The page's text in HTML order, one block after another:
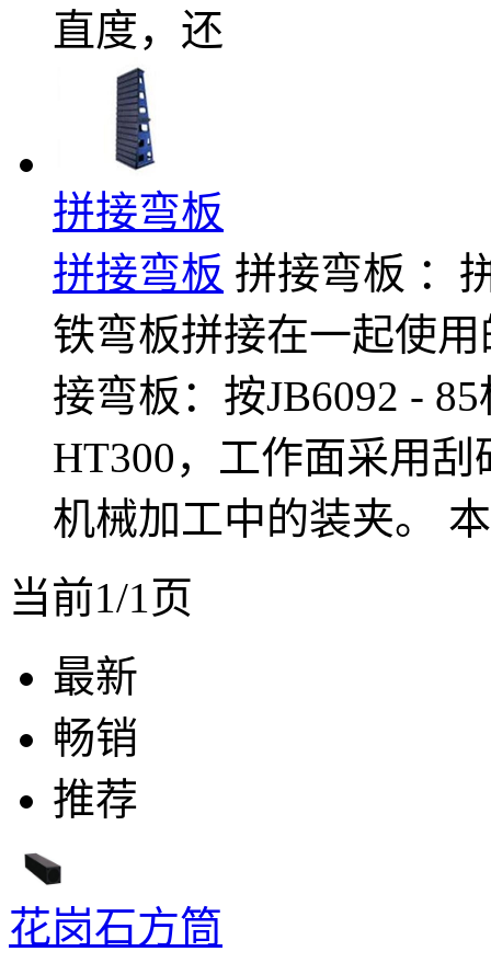
直度，还
拼接弯板
拼接弯板 拼接弯板 ：
铁弯板拼接在一起使
接弯板：按JB6092 -
HT300，工作面采用
机械加工中的装夹。 本
当前1/1页
最新
畅销
推荐
花岗石方筒